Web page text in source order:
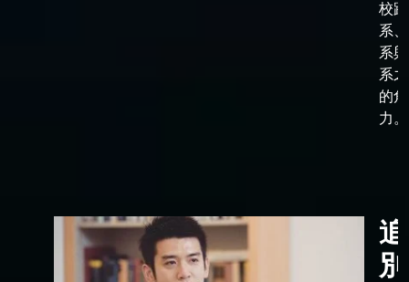
校跟
系
系
系
的角
力